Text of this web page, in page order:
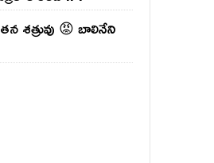
శత్రువు 😡 బాలినేని